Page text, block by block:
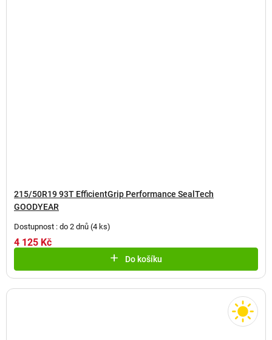
215/50R19 93T EfficientGrip Performance SealTech
GOODYEAR
Dostupnost : do 2 dnů (4 ks)
4 125 Kč
Do košíku